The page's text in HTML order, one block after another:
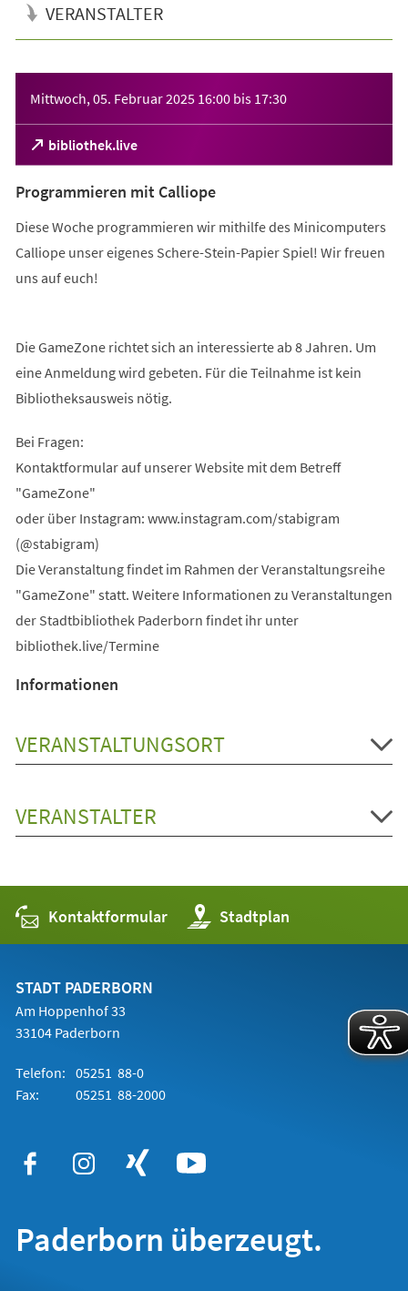
VERANSTALTER
Mittwoch, 05. Februar 2025 16:00 bis 17:30
bibliothek.live
(Öffnet
in
neuen
Programmieren mit Calliope
Diese Woche programmieren wir mithilfe des Minicomputers
Calliope unser eigenes Schere-Stein-Papier Spiel! Wir freuen
uns auf euch!
Die GameZone richtet sich an interessierte ab 8 Jahren. Um
eine Anmeldung wird gebeten. Für die Teilnahme ist kein
Bibliotheksausweis nötig.
Bei Fragen:
Kontaktformular auf unserer Website mit dem Betreff
"GameZone"
oder über Instagram: www.instagram.com/stabigram
(@stabigram)
Die Veranstaltung findet im Rahmen der Veranstaltungsreihe
"GameZone" statt. Weitere Informationen zu Veranstaltungen
der Stadtbibliothek Paderborn findet ihr unter
bibliothek.live/Termine
Informationen
VERANSTALTUNGSORT
VERANSTALTER
Kontaktformular Stadtplan
(Öffnet
in
einem
STADT PADERBORN
Am Hoppenhof 33
33104 Paderborn
Telefon: 05251 88-0
Fax:
05251 88-2000
Paderborn überzeugt.